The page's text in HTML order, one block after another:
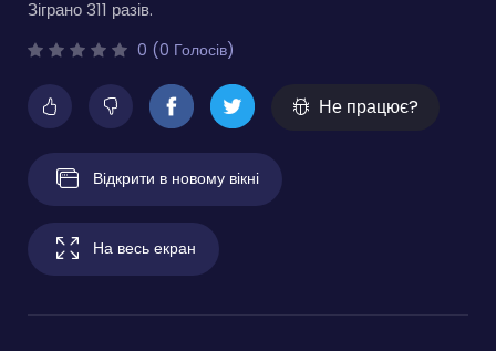
Зіграно 311 разів.
0 (0 Голосів)
Не працює?
Відкрити в новому вікні
На весь екран